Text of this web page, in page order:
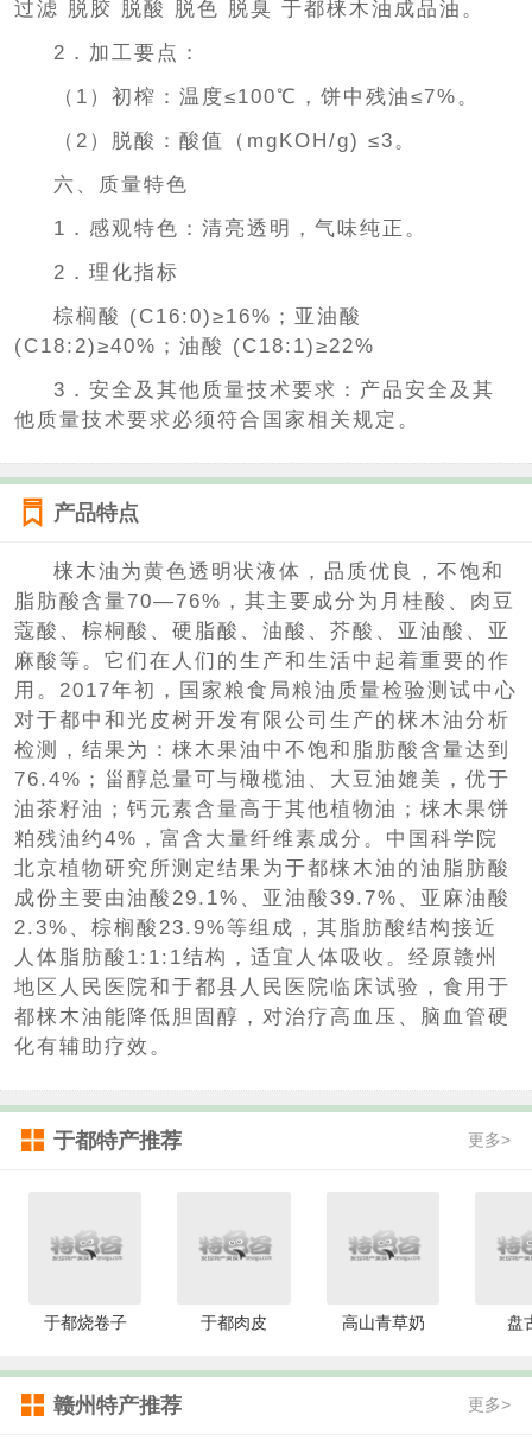
过滤 脱胶 脱酸 脱色 脱臭 于都梾木油成品油。
2．加工要点：
（1）初榨：温度≤100℃，饼中残油≤7%。
（2）脱酸：酸值（mgKOH/g) ≤3。
六、质量特色
1．感观特色：清亮透明，气味纯正。
2．理化指标
棕榈酸 (C16:0)≥16%；亚油酸
(C18:2)≥40%；油酸 (C18:1)≥22%
3．安全及其他质量技术要求：产品安全及其
他质量技术要求必须符合国家相关规定。
产品特点
梾木油为黄色透明状液体，品质优良，不饱和
脂肪酸含量70—76%，其主要成分为月桂酸、肉豆
蔻酸、棕桐酸、硬脂酸、油酸、芥酸、亚油酸、亚
麻酸等。它们在人们的生产和生活中起着重要的作
用。2017年初，国家粮食局粮油质量检验测试中心
对于都中和光皮树开发有限公司生产的梾木油分析
检测，结果为：梾木果油中不饱和脂肪酸含量达到
76.4%；甾醇总量可与橄榄油、大豆油媲美，优于
油茶籽油；钙元素含量高于其他植物油；梾木果饼
粕残油约4%，富含大量纤维素成分。中国科学院
北京植物研究所测定结果为于都梾木油的油脂肪酸
成份主要由油酸29.1%、亚油酸39.7%、亚麻油酸
2.3%、棕榈酸23.9%等组成，其脂肪酸结构接近
人体脂肪酸1:1:1结构，适宜人体吸收。经原赣州
地区人民医院和于都县人民医院临床试验，食用于
都梾木油能降低胆固醇，对治疗高血压、脑血管硬
化有辅助疗效。
于都特产推荐 更多>
于都烧卷子 于都肉皮 高山青草奶 盘
赣州特产推荐 更多>